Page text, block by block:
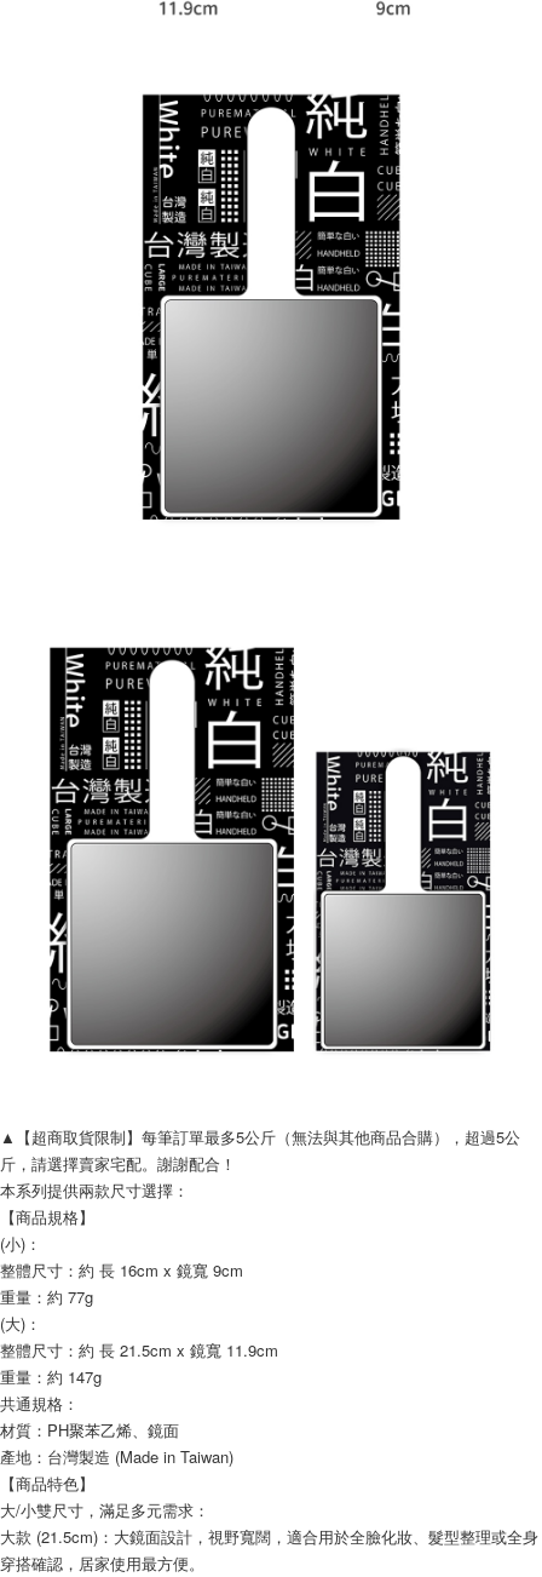
▲【超商取貨限制】每筆訂單最多5公斤（無法與其他商品合購），超過5公
斤，請選擇賣家宅配。謝謝配合！
本系列提供兩款尺寸選擇：
【商品規格】
(小)：
整體尺寸：約 長 16cm x 鏡寬 9cm
重量：約 77g
(大)：
整體尺寸：約 長 21.5cm x 鏡寬 11.9cm
重量：約 147g
共通規格：
材質：PH聚苯乙烯、鏡面
產地：台灣製造 (Made in Taiwan)
【商品特色】
大/小雙尺寸，滿足多元需求：
大款 (21.5cm)：大鏡面設計，視野寬闊，適合用於全臉化妝、髮型整理或全身
穿搭確認，居家使用最方便。